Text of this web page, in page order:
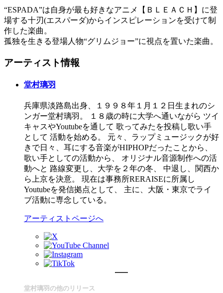
“ESPADA”は自身が最も好きなアニメ【ＢＬＥＡＣＨ】に登
場する十刃(エスパーダ)からインスピレーションを受けて制
作した楽曲。
孤独を生きる登場人物“グリムジョー”に視点を置いた楽曲。
アーティスト情報
堂村璃羽
兵庫県淡路島出身、１９９８年１月１２日生まれのシ
ンガー堂村璃羽。 １８歳の時に大学へ通いながら ツイ
キャスやYoutubeを通して 歌ってみたを投稿し歌い手
として 活動を始める。 元々、ラップミュージックが好
きで日々、耳にする音楽がHIPHOPだったことから、
歌い手としての活動から、 オリジナル音源制作への活
動へと 路線変更し、大学を２年の冬、 中退し、関西か
ら上京を決意。 現在は事務所RERAISEに所属し
Youtubeを発信拠点として、 主に、大阪・東京でライ
ブ活動に専念している。
アーティストページへ
堂村璃羽の他のリリース